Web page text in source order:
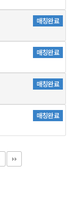
매칭완료
매칭완료
매칭완료
매칭완료